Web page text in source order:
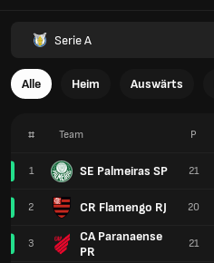
Serie A
Alle Heim Auswärts
# Team
1 SE Palmeiras SP
2 CR Flamengo RJ
3
CA Paranaense
PR
P
21
20
21